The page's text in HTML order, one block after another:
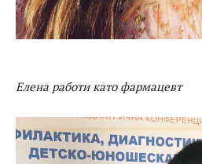
Елена работи като фармацевт